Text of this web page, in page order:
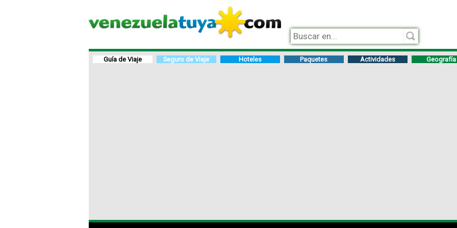
Guía de Viaje Seguro de Viaje Hoteles Paquetes Actividades Geografía